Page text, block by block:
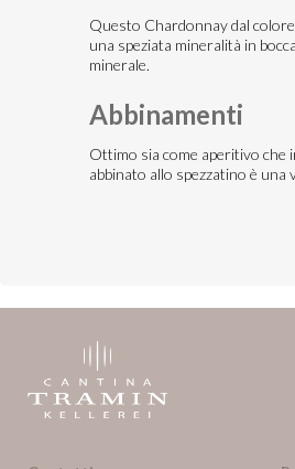
Questo Chardonnay dal
una speziata mineralità in
minerale.
Abbinamenti
Ottimo sia come aperitivo che
abbinato allo spezzatino è una